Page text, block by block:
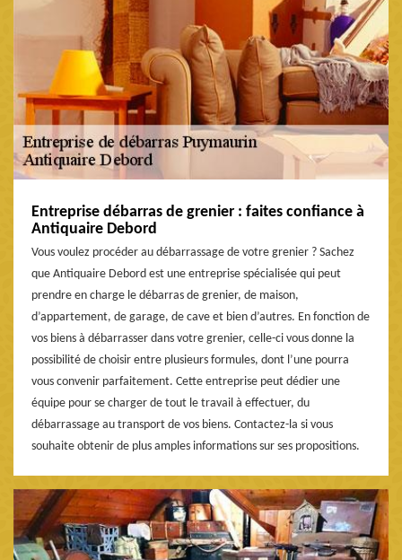
Entreprise débarras de grenier : faites confiance à
Antiquaire Debord
Vous voulez procéder au débarrassage de votre grenier ? Sachez
que Antiquaire Debord est une entreprise spécialisée qui peut
prendre en charge le débarras de grenier, de maison,
d’appartement, de garage, de cave et bien d’autres. En fonction de
vos biens à débarrasser dans votre grenier, celle-ci vous donne la
possibilité de choisir entre plusieurs formules, dont l’une pourra
vous convenir parfaitement. Cette entreprise peut dédier une
équipe pour se charger de tout le travail à effectuer, du
débarrassage au transport de vos biens. Contactez-la si vous
souhaite obtenir de plus amples informations sur ses propositions.